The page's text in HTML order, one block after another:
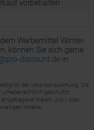
vorbehalten
Werbemittel Winter-
können Sie sich gerne
discount.de in